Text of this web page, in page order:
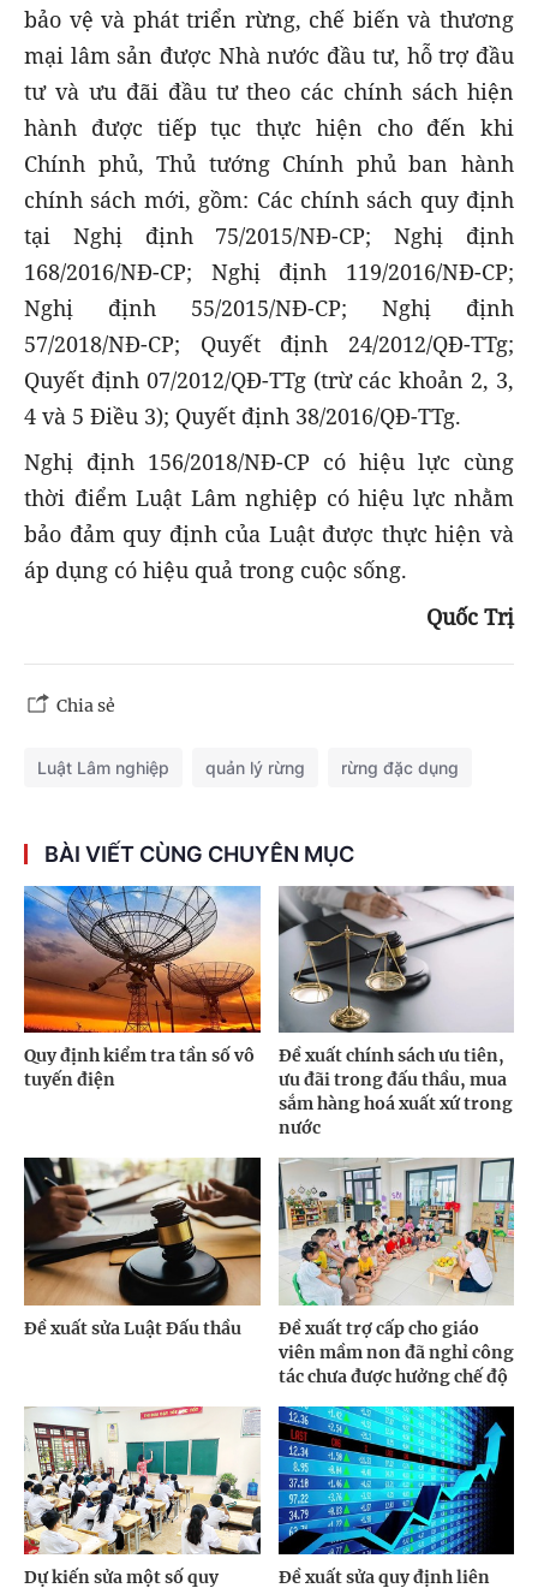
bảo vệ và phát triển rừng, chế biến và thương
mại lâm sản được Nhà nước đầu tư, hỗ trợ đầu
tư và ưu đãi đầu tư theo các chính sách hiện
hành được tiếp tục thực hiện cho đến khi
Chính phủ, Thủ tướng Chính phủ ban hành
chính sách mới, gồm: Các chính sách quy định
tại Nghị định 75/2015/NĐ-CP; Nghị định
168/2016/NĐ-CP; Nghị định 119/2016/NĐ-CP;
Nghị định 55/2015/NĐ-CP; Nghị định
57/2018/NĐ-CP; Quyết định 24/2012/QĐ-TTg;
Quyết định 07/2012/QĐ-TTg (trừ các khoản 2, 3,
4 và 5 Điều 3); Quyết định 38/2016/QĐ-TTg.
Nghị định 156/2018/NĐ-CP có hiệu lực cùng
thời điểm Luật Lâm nghiệp có hiệu lực nhằm
bảo đảm quy định của Luật được thực hiện và
áp dụng có hiệu quả trong cuộc sống.
Quốc Trị
Chia sẻ
Luật Lâm nghiệp quản lý rừng rừng đặc dụng
BÀI VIẾT CÙNG CHUYÊN MỤC
Quy định kiểm tra tần số vô
tuyến điện
Đề xuất chính sách ưu tiên,
ưu đãi trong đấu thầu, mua
sắm hàng hoá xuất xứ trong
nước
Đề xuất sửa Luật Đấu thầu
Đề xuất trợ cấp cho giáo
viên mầm non đã nghỉ công
tác chưa được hưởng chế độ
Dự kiến sửa một số quy Đề xuất sửa quy định liên